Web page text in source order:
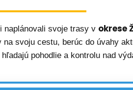
naplánovali svoje trasy v okrese
svoju cestu, berúc do úvahy
pohodlie a kontrolu nad